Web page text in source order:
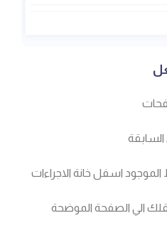
الي الصفحة الموضحة